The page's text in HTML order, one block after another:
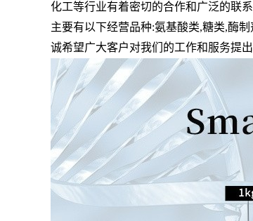
化工等行业有着密切的合作和广泛的联系
主要有以下经营品种:氨基酸类,糖类,酶制
诚希望广大客户对我们的工作和服务提